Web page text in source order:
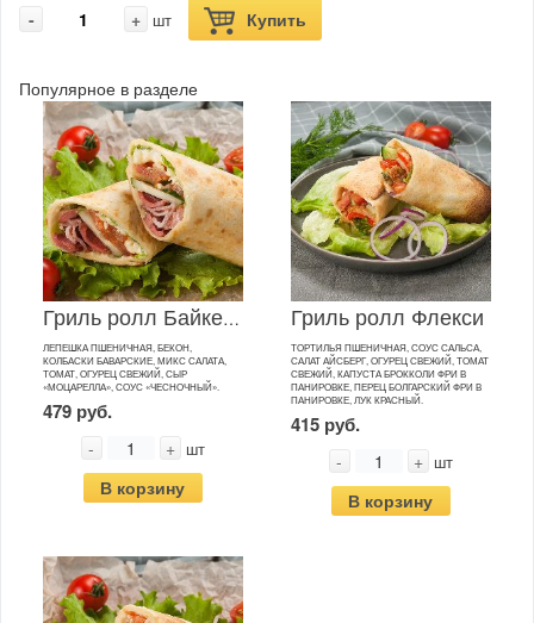
- + шт Купить
Популярное в разделе
Гриль ролл Байкерс
ЛЕПЕШКА ПШЕНИЧНАЯ, БЕКОН,
КОЛБАСКИ БАВАРСКИЕ, МИКС САЛАТА,
ТОМАТ, ОГУРЕЦ СВЕЖИЙ, СЫР
«МОЦАРЕЛЛА», СОУС «ЧЕСНОЧНЫЙ».
479 руб.
- + шт
В корзину
Гриль ролл Флекси
ТОРТИЛЬЯ ПШЕНИЧНАЯ, СОУС САЛЬСА,
САЛАТ АЙСБЕРГ, ОГУРЕЦ СВЕЖИЙ, ТОМАТ
СВЕЖИЙ, КАПУСТА БРОККОЛИ ФРИ В
ПАНИРОВКЕ, ПЕРЕЦ БОЛГАРСКИЙ ФРИ В
ПАНИРОВКЕ, ЛУК КРАСНЫЙ.
415 руб.
- + шт
В корзину